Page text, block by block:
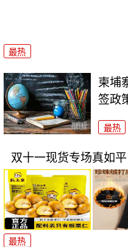
最热
柬埔
签政
最热
双十一现货专场真如
最热